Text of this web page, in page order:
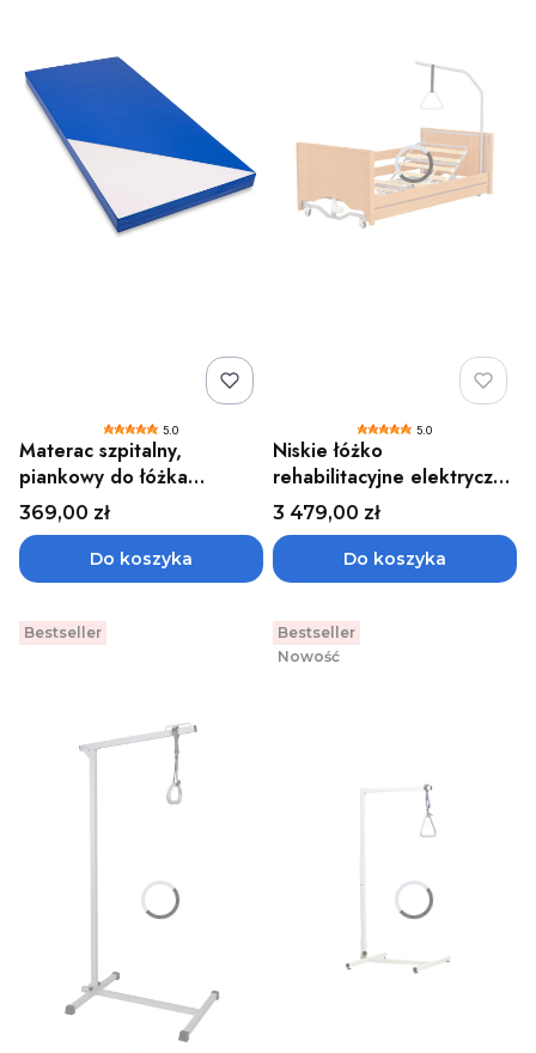
5.0
Materac szpitalny,
piankowy do łóżka
rehabilitacyjnego 90x200
cm w pokrowcu zmywalnym
Cena
369,00 zł
Do koszyka
5.0
Niskie łóżko
rehabilitacyjne elektryczne
dla seniorów i osób
niepełnosprawnych
DREAM-TIM LOW Timago
Cena
3 479,00 zł
Do koszyka
Bestseller
Bestseller
Nowość